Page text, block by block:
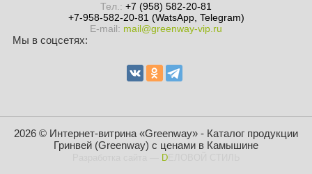
Тел.: +7 (958) 582-20-81
+7-958-582-20-81 (WatsApp, Telegram)
E-mail: mail@greenway-vip.ru
Мы в соцсетях:
2026 © Интернет-витрина «Greenway» - Каталог продукции
Гринвей (Greenway) с ценами в Камышине
DЕЛОВОЙ СТИЛЬ